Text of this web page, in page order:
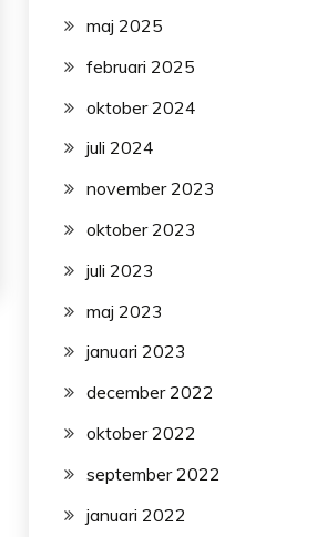
maj 2025
februari 2025
oktober 2024
juli 2024
november 2023
oktober 2023
juli 2023
maj 2023
januari 2023
december 2022
oktober 2022
september 2022
januari 2022